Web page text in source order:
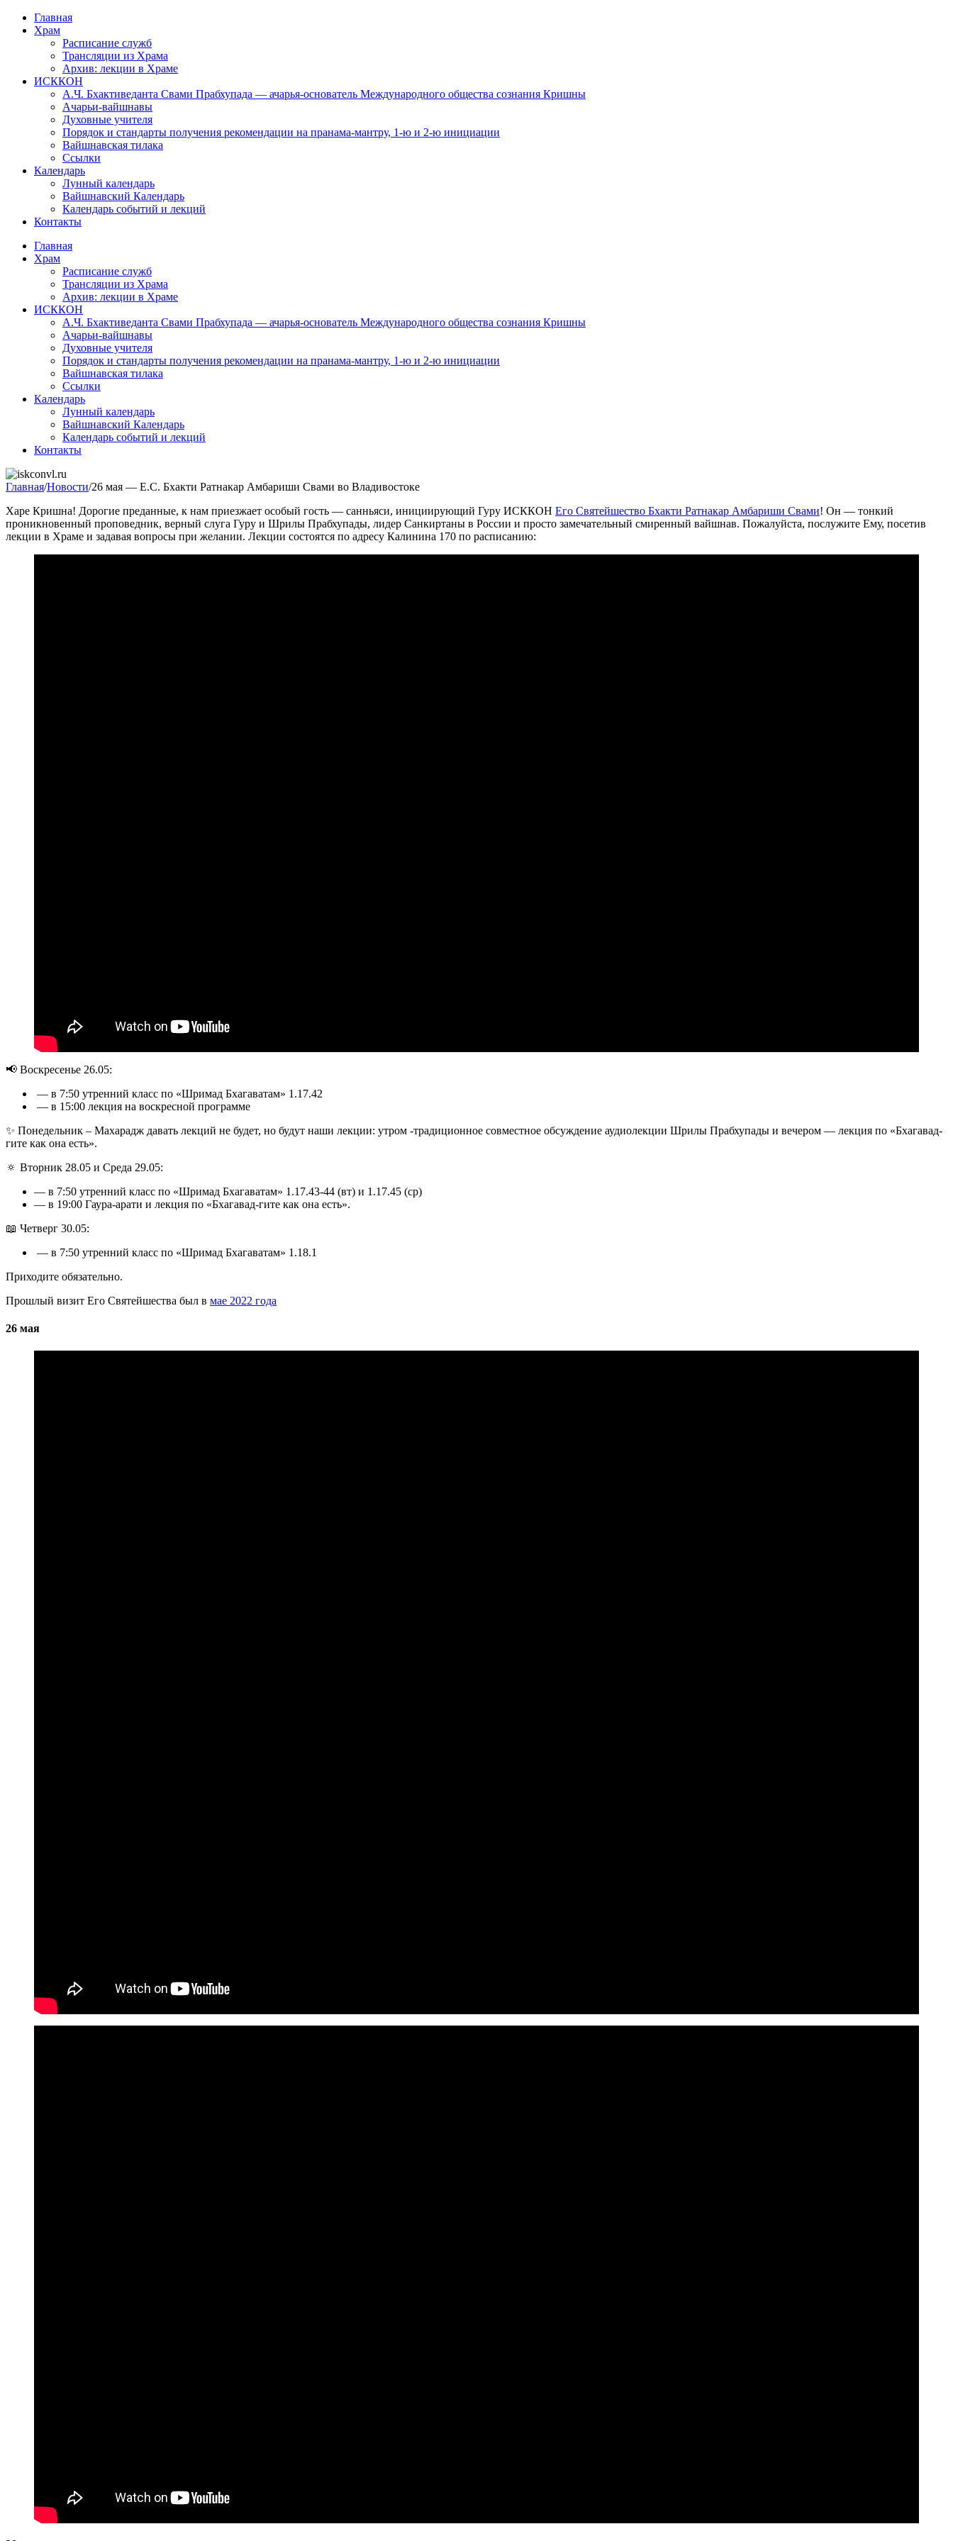
Перейти
содержимому
Главная
Храм
Расписание служб
Трансляции из Храма
Архив: лекции в Храме
ИСККОН
А.Ч. Бхактиведанта Свами Прабхупада — ачарья-основатель Международного общества сознания Кришны
Ачарьи-вайшнавы
Духовные учителя
Порядок и стандарты получения рекомендации на пранама-мантру, 1-ю и 2-ю инициации
Вайшнавская тилака
Ссылки
Календарь
Лунный календарь
Вайшнавский Календарь
Календарь событий и лекций
Контакты
Главная
Храм
Расписание служб
Трансляции из Храма
Архив: лекции в Храме
ИСККОН
А.Ч. Бхактиведанта Свами Прабхупада — ачарья-основатель Международного общества сознания Кришны
Ачарьи-вайшнавы
Духовные учителя
Порядок и стандарты получения рекомендации на пранама-мантру, 1-ю и 2-ю инициации
Вайшнавская тилака
Ссылки
Календарь
Лунный календарь
Вайшнавский Календарь
Календарь событий и лекций
Контакты
Главная/Новости/26 мая — Е.С. Бхакти Ратнакар Амбариши Свами во Владивостоке
Харе Кришна! Дорогие преданные, к нам приезжает особый гость — санньяси, инициирующий Гуру ИСККОН Его Святейшество Бхакти Ратнакар Амбариши Свами! Он — тонкий
проникновенный проповедник, верный слуга Гуру и Шрилы Прабхупады, лидер Санкиртаны в России и просто замечательный смиренный вайшнав. Пожалуйста, послужите Ему, посетив
лекции в Храме и задавая вопросы при желании. Лекции состоятся по адресу Калинина 170 по расписанию:
📢 Воскресенье 26.05:
— в 7:50 утренний класс по «Шримад Бхагаватам» 1.17.42
— в 15:00 лекция на воскресной программе
✨ Понедельник – Махарадж давать лекций не будет, но будут наши лекции: утром -традиционное совместное обсуждение аудиолекции Шрилы Прабхупады и вечером — лекция по «Бхагавад-
гите как она есть».
🔅 Вторник 28.05 и Среда 29.05:
— в 7:50 утренний класс по «Шримад Бхагаватам» 1.17.43-44 (вт) и 1.17.45 (ср)
— в 19:00 Гаура-арати и лекция по «Бхагавад-гите как она есть».
📖 Четверг 30.05:
— в 7:50 утренний класс по «Шримад Бхагаватам» 1.18.1
Приходите обязательно.
Прошлый визит Его Святейшества был в мае 2022 года
26 мая